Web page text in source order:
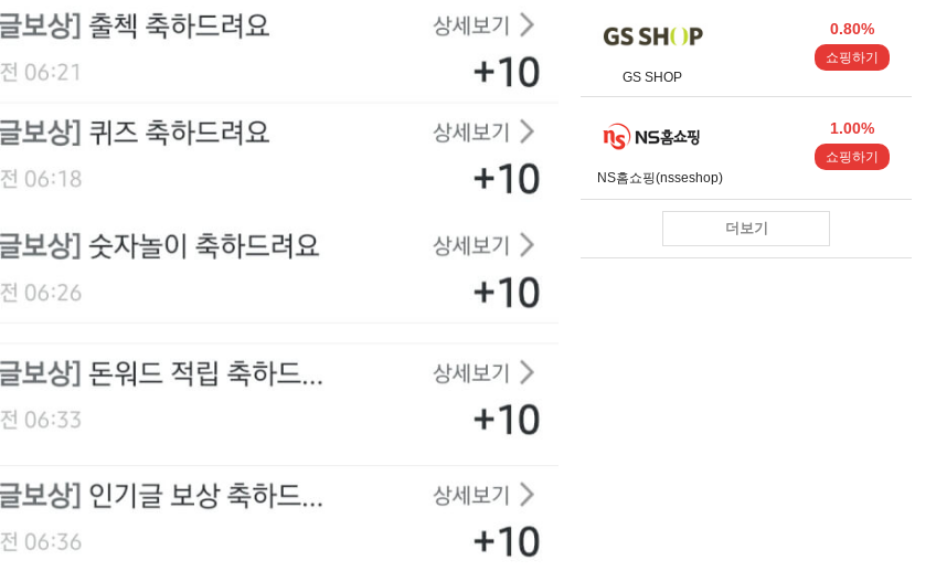
GS SHOP
0.80%
쇼핑하기
NS홈쇼핑(nsseshop)
1.00%
쇼핑하기
더보기